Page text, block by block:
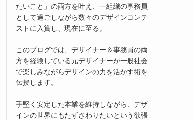
たいこと」の両方を叶え、一組織の事務員
として過ごしながら数々のデザインコンテ
ストに入賞し、現在に至る。
このブログでは、デザイナー＆事務員の両
方を経験している元デザイナーが一般社会
で楽しみながらデザインの力を活かす術を
伝授します。
手堅く安定した本業を維持しながら、デザ
インの世界にもたずさわりたいという欲張